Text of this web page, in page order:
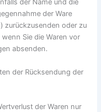
der Name und die
der Ware
zurückzusenden oder zu
Sie die Waren vor
absenden.
der Rücksendung der
der Waren nur